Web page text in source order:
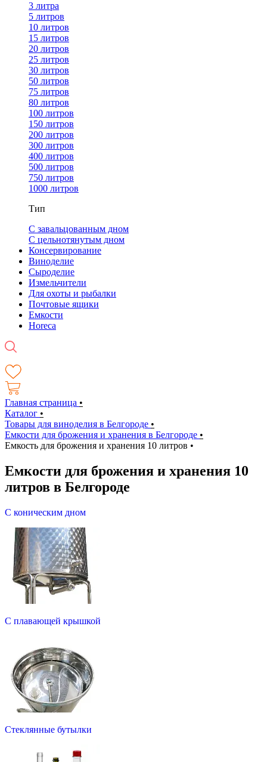
3 литра
5 литров
10 литров
15 литров
20 литров
25 литров
30 литров
50 литров
75 литров
80 литров
100 литров
150 литров
200 литров
300 литров
400 литров
500 литров
750 литров
1000 литров
Тип
С завальцованным дном
С цельнотянутым дном
Консервирование
Виноделие
Сыроделие
Измельчители
Для охоты и рыбалки
Почтовые ящики
Емкости
Horeca
Главная страница •
Каталог •
Товары для виноделия в Белгороде •
Емкости для брожения и хранения в Белгороде •
Емкость для брожения и хранения 10 литров •
Емкости для брожения и хранения 10
литров в Белгороде
С коническим дном
С плавающей крышкой
Стеклянные бутылки